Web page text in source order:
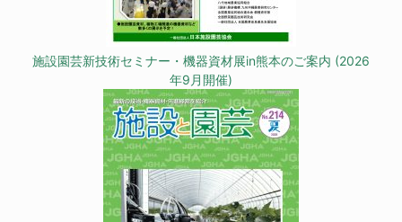
施設園芸新技術セミナー・機器資材展in熊本のご案内 (2026
年9月開催)